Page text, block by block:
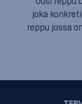
joka
reppu jossa